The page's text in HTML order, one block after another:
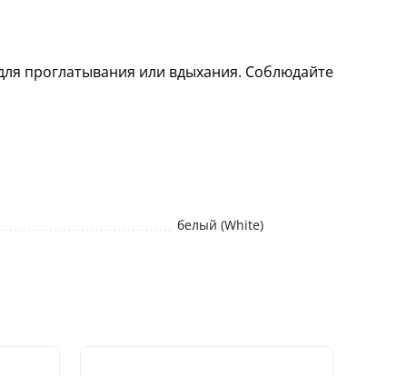
проглатывания или вдыхания. Соблюдайте
белый (White)